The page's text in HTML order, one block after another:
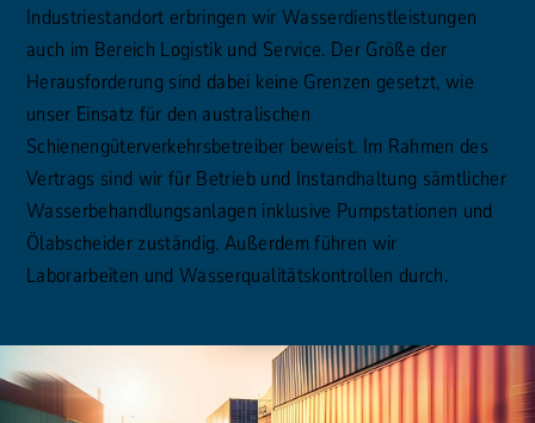
Industriestandort erbringen wir Wasserdienstleistungen
auch im Bereich Logistik und Service. Der Größe der
Herausforderung sind dabei keine Grenzen gesetzt, wie
unser Einsatz für den australischen
Schienengüterverkehrsbetreiber beweist. Im Rahmen des
Vertrags sind wir für Betrieb und Instandhaltung sämtlicher
Wasserbehandlungsanlagen inklusive Pumpstationen und
Ölabscheider zuständig. Außerdem führen wir
Laborarbeiten und Wasserqualitätskontrollen durch.